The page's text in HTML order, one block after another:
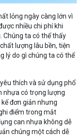
lỏng ngày càng lớn vì
nhiều chi phí khi
Chúng ta có thể thấy
lượng lâu bền, tiện
lý do gì chúng ta có thể
thích và sử dụng phổ
nhựa có trọng lượng
đơn giản nhưng
điểm trong mắt
can nhựa không dễ
chúng một cách dễ